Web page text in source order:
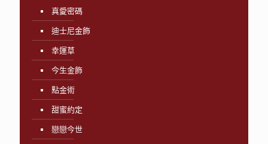
真愛密碼
迪士尼金飾
幸運草
今生金飾
點金術
甜蜜約定
戀戀今世